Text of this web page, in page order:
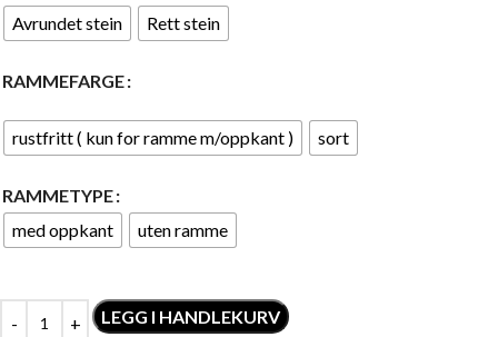
Avrundet stein Rett stein
RAMMEFARGE
rustfritt ( kun for ramme m/oppkant ) sort
RAMMETYPE
med oppkant
uten ramme
LEGG I HANDLEKURV